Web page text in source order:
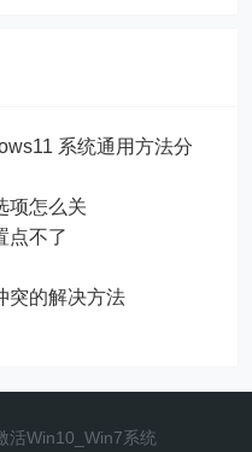
系统通用方法分
项怎么关
点不了
突的解决方法
活Win10_Win7系统